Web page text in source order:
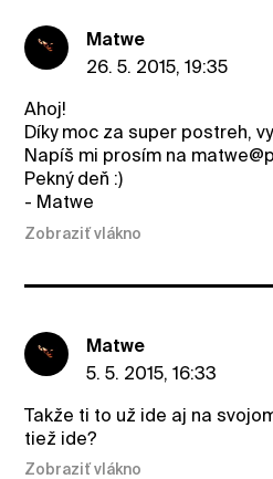
Matwe
26. 5. 2015, 19:35
Ahoj!
Díky moc za super postreh,
Napíš mi prosím na
Pekný deň :)
- Matwe
Zobraziť vlákno
Matwe
5. 5. 2015, 16:33
Takže ti to už ide aj na
tiež ide?
Zobraziť vlákno